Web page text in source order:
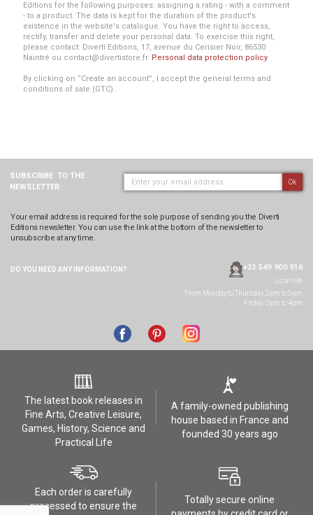
Editions for the following purposes: assigning a rating - with a comment
- to a product. The data is kept for the duration of the product's
existence in the website's catalogue. You have the right to access,
rectify, transfer and delete your personal data. To exercise this right,
please contact: Diverti Editions, 17, avenue du Cerisier Noir, 86530
Naintré ou contact@divertistore.fr. Personal data protection policy.
By clicking on “Create an account”, I accept the general terms and
conditions of sale (GTC).
SUBSCRIBE TO THE
NEWSLETTER:
Ok
Your email address is required for the sole purpose of sending you the Diverti
Editions newsletter. You can use the link at the bottom of the newsletter to
unsubscribe at any time.
DO YOU NEED ANY INFORMATION? +33 549 900 916
Local rate
From Monday to Thursday, 2pm to 5pm
Friday: 2pm to 4pm
The latest book releases in
Fine Arts, Creative Leisure,
Games, History, Science and
Practical Life
A family-owned publishing
house based in France and
founded 30 years ago
Each order is carefully
processed to ensure the
Totally secure online